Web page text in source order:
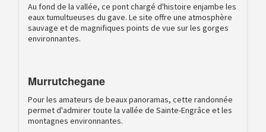
Au fond de la vallée, ce pont chargé d'histoire enjambe les
eaux tumultueuses du gave. Le site offre une atmosphère
sauvage et de magnifiques points de vue sur les gorges
environnantes.
Murrutchegane
Pour les amateurs de beaux panoramas, cette randonnée
permet d'admirer toute la vallée de Sainte-Engrâce et les
montagnes environnantes.